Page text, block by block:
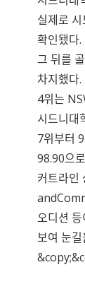
실제로
확인됐다.
그 뒤를
차지했다.
4위는
시드니대
7위부터
98.90으
커트라인
오디션
보여 눈길